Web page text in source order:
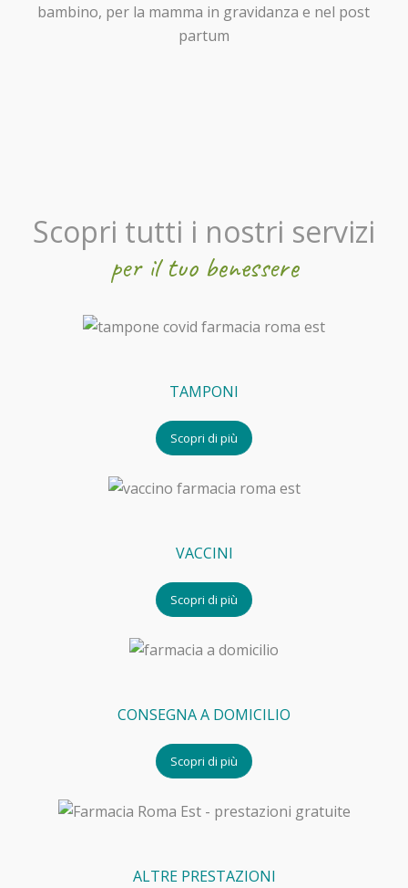
bambino, per la mamma in gravidanza e nel post
partum
Scopri tutti i nostri servizi
per il tuo benessere
TAMPONI
Scopri di più
VACCINI
Scopri di più
CONSEGNA A DOMICILIO
Scopri di più
ALTRE PRESTAZIONI